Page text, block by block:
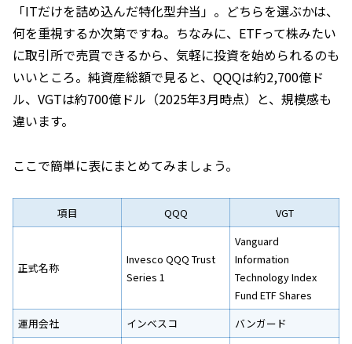
「ITだけを詰め込んだ特化型弁当」。どちらを選ぶかは、
何を重視するか次第ですね。ちなみに、ETFって株みたい
に取引所で売買できるから、気軽に投資を始められるのも
いいところ。純資産総額で見ると、QQQは約2,700億ド
ル、VGTは約700億ドル（2025年3月時点）と、規模感も
違います。
ここで簡単に表にまとめてみましょう。
項目 QQQ VGT
正式名称
Invesco QQQ Trust
Series 1
Vanguard
Information
Technology Index
Fund ETF Shares
運用会社
インベスコ バンガード